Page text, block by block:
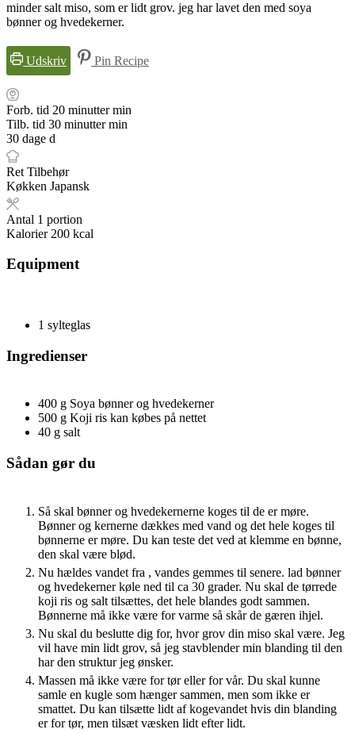
minder salt miso, som er lidt grov. jeg har lavet den med soya
bønner og hvedekerner.
Udskriv Pin Recipe
Forb. tid 20 minutter min
Tilb. tid 30 minutter min
30 dage d
Ret Tilbehør
Køkken Japansk
Antal 1 portion
Kalorier 200 kcal
Equipment
1 sylteglas
Ingredienser
400 g Soya bønner og hvedekerner
500 g Koji ris kan købes på nettet
40 g salt
Sådan gør du
Så skal bønner og hvedekernerne koges til de er møre.
Bønner og kernerne dækkes med vand og det hele koges til
bønnerne er møre. Du kan teste det ved at klemme en bønne,
den skal være blød.
Nu hældes vandet fra , vandes gemmes til senere. lad bønner
og hvedekerner køle ned til ca 30 grader. Nu skal de tørrede
koji ris og salt tilsættes, det hele blandes godt sammen.
Bønnerne må ikke være for varme så skår de gæren ihjel.
Nu skal du beslutte dig for, hvor grov din miso skal være. Jeg
vil have min lidt grov, så jeg stavblender min blanding til den
har den struktur jeg ønsker.
Massen må ikke være for tør eller for vår. Du skal kunne
samle en kugle som hænger sammen, men som ikke er
smattet. Du kan tilsætte lidt af kogevandet hvis din blanding
er for tør, men tilsæt væsken lidt efter lidt.